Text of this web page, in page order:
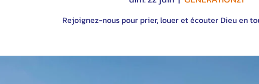
Rejoignez-nous pour prier, louer et écouter Dieu en